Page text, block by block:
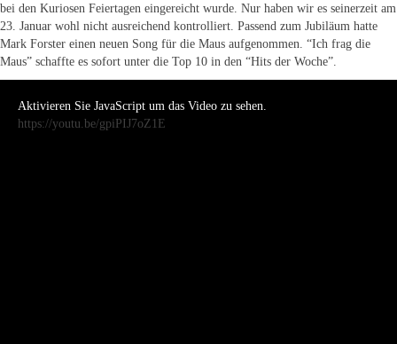
bei den Kuriosen Feiertagen eingereicht wurde. Nur haben wir es seinerzeit am
23. Januar wohl nicht ausreichend kontrolliert. Passend zum Jubiläum hatte
Mark Forster einen neuen Song für die Maus aufgenommen. “Ich frag die
Maus” schaffte es sofort unter die Top 10 in den “Hits der Woche”.
Aktivieren Sie JavaScript um das Video zu sehen.
https://youtu.be/gpiPIJ7oZ1E